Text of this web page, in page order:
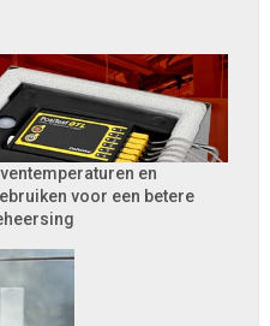
en
voor een betere